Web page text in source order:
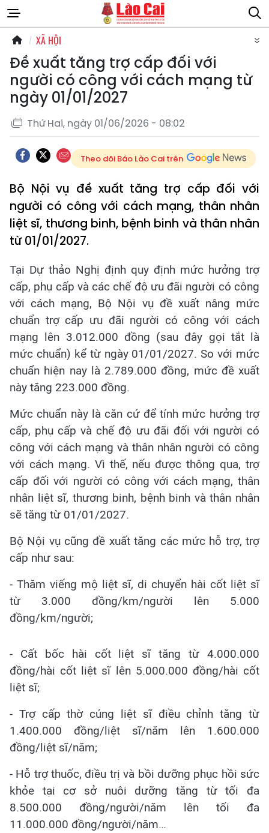
XÃ HỘI
Đề xuất tăng trợ cấp đối với
người có công với cách mạng từ
ngày 01/01/2027
Thứ Hai, ngày 01/06/2026 - 08:02
Theo dõi Báo Lào Cai trên
Bộ Nội vụ đề xuất tăng trợ cấp đối với
người có công với cách mạng, thân nhân
liệt sĩ, thương binh, bệnh binh và thân nhân
từ 01/01/2027.
Tại Dự thảo Nghị định quy định mức hưởng trợ
cấp, phụ cấp và các chế độ ưu đãi người có công
với cách mạng, Bộ Nội vụ đề xuất nâng mức
chuẩn trợ cấp ưu đãi người có công với cách
mạng lên 3.012.000 đồng (sau đây gọi tắt là
mức chuẩn) kể từ ngày 01/01/2027. So với mức
chuẩn hiện nay là 2.789.000 đồng, mức đề xuất
này tăng 223.000 đồng.
Mức chuẩn này là căn cứ để tính mức hưởng trợ
cấp, phụ cấp và chế độ ưu đãi đối với người có
công với cách mạng và thân nhân người có công
với cách mạng. Vì thế, nếu được thông qua, trợ
cấp đối với người có công với cách mạng, thân
nhân liệt sĩ, thương binh, bệnh binh và thân nhân
sẽ tăng từ 01/01/2027.
Bộ Nội vụ cũng đề xuất tăng các mức hỗ trợ, trợ
cấp như sau:
- Thăm viếng mộ liệt sĩ, di chuyển hài cốt liệt sĩ
từ 3.000 đồng/km/người lên 5.000
đồng/km/người;
- Cất bốc hài cốt liệt sĩ tăng từ 4.000.000
đồng/hài cốt liệt sĩ lên 5.000.000 đồng/hài cốt
liệt sĩ;
- Trợ cấp thờ cúng liệt sĩ điều chỉnh tăng từ
1.400.000 đồng/liệt sĩ/năm lên 1.600.000
đồng/liệt sĩ/năm;
- Hỗ trợ thuốc, điều trị và bồi dưỡng phục hồi sức
khỏe tại cơ sở nuôi dưỡng tăng từ tối đa
8.500.000 đồng/người/năm lên tối đa
11.000.000 đồng/người/năm…